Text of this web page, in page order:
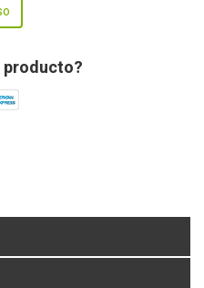
producto?